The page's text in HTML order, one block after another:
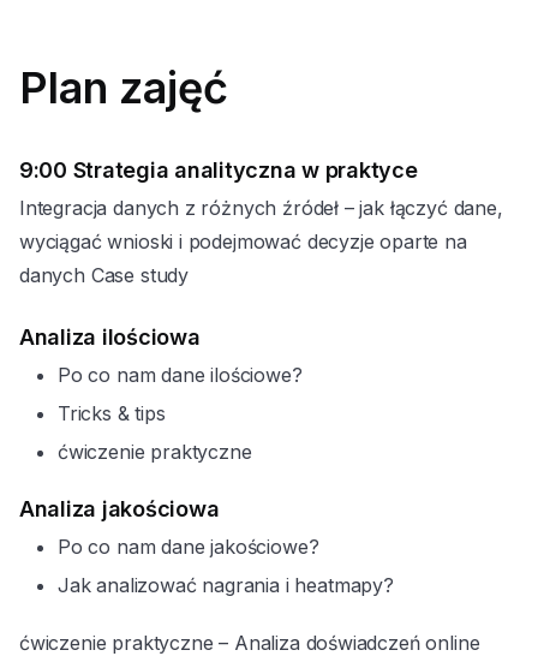
Plan zajęć
9:00 Strategia analityczna w praktyce
Integracja danych z różnych źródeł – jak łączyć dane,
wyciągać wnioski i podejmować decyzje oparte na
danych Case study
Analiza ilościowa
Po co nam dane ilościowe?
Tricks & tips
ćwiczenie praktyczne
Analiza jakościowa
Po co nam dane jakościowe?
Jak analizować nagrania i heatmapy?
ćwiczenie praktyczne – Analiza doświadczeń online